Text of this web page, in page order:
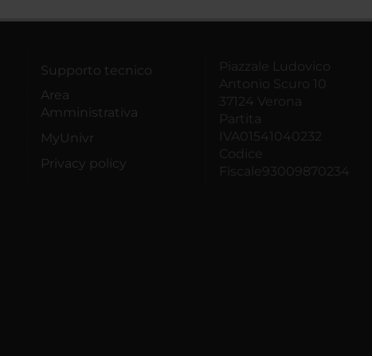
Supporto tecnico
Area
Amministrativa
MyUnivr
Privacy policy
Piazzale Ludovico
Antonio Scuro 10
37124 Verona
Partita
IVA01541040232
Codice
Fiscale93009870234